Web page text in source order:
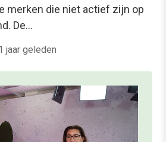
merken die niet actief zijn op
De…
jaar geleden